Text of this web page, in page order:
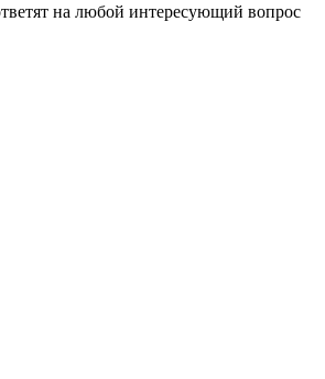
на любой интересующий вопрос